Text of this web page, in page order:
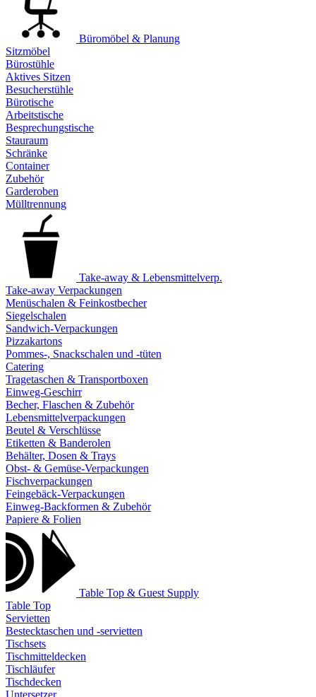
Büromöbel & Planung
Sitzmöbel
Bürostühle
Aktives Sitzen
Besucherstühle
Bürotische
Arbeitstische
Besprechungstische
Stauraum
Schränke
Container
Zubehör
Garderoben
Mülltrennung
Take-away & Lebensmittelverp.
Take-away Verpackungen
Menüschalen & Feinkostbecher
Siegelschalen
Sandwich-Verpackungen
Pizzakartons
Pommes-, Snackschalen und -tüten
Catering
Tragetaschen & Transportboxen
Einweg-Geschirr
Becher, Flaschen & Zubehör
Lebensmittelverpackungen
Beutel & Verschlüsse
Etiketten & Banderolen
Behälter, Dosen & Trays
Obst- & Gemüse-Verpackungen
Fischverpackungen
Feingebäck-Verpackungen
Einweg-Backformen & Zubehör
Papiere & Folien
Table Top & Guest Supply
Table Top
Servietten
Bestecktaschen und -servietten
Tischsets
Tischmitteldecken
Tischläufer
Tischdecken